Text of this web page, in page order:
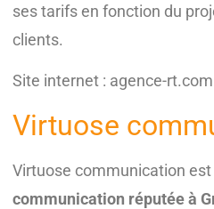
ses tarifs en fonction du
clients.
Site internet : agence-rt.com
Virtuose
Virtuose communication est
communication réputée à